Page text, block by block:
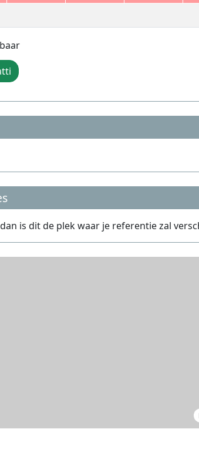
is dit de plek waar je referentie zal